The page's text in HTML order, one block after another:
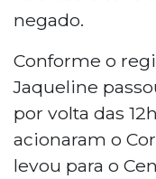
negado.
Conforme o
Jaqueline
por volta das
acionaram o
levou para o